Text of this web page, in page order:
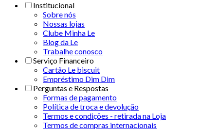
Institucional
Sobre nós
Nossas lojas
Clube Minha Le
Blog da Le
Trabalhe conosco
Serviço Financeiro
Cartão Le biscuit
Empréstimo Dim Dim
Perguntas e Respostas
Formas de pagamento
Política de troca e devolução
Termos e condições - retirada na Loja
Termos de compras internacionais